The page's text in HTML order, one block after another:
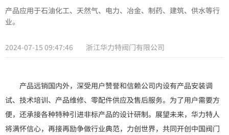
产品应用于石油化工、天然气、电力、冶金、制药、建筑、供水等行
业。
2024-07-15 09:47:46 浙江华力特阀门有限公司
产品远销国内外，深受用户赞誉和信赖公司内设有产品安装调
试、技术培训、产品维修、零配件供应及售后服务。为了用户需要方
便，还承接各种特种引进非标产品的设计研制。展望未来，华力特人
将满怀信心，再接再励争做行业典范，力创世界，共同开创中国阀门